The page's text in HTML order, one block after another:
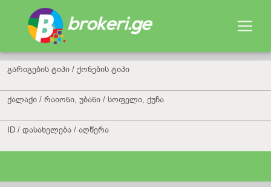
გარიგების ტიპი / ქონების ტიპი
ქალაქი / რაიონი, უბანი / სოფელი, ქუჩა
ID / დასახელება / აღწერა